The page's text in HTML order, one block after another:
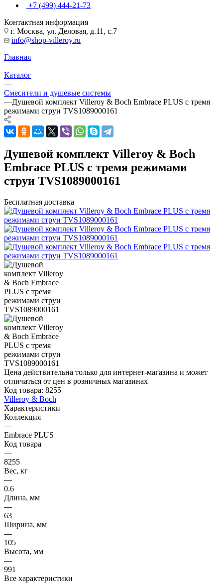
+7 (499) 444-21-73
Контактная информация
г. Москва, ул. Деловая, д.11, с.7
info@shop-villeroy.ru
Главная
—
Каталог
—
Смесители и душевые системы
—Душевой комплект Villeroy & Boch Embrace PLUS с тремя
режимами струи TVS1089000161
Душевой комплект Villeroy & Boch
Embrace PLUS с тремя режимами
струи TVS1089000161
Бесплатная доставка
Цена действительна только для интернет-магазина и может
отличаться от цен в розничных магазинах
Код товара: 8255
Villeroy & Boch
Характеристики
Коллекция
—
Embrace PLUS
Код товара
—
8255
Вес, кг
—
0.6
Длина, мм
—
63
Ширина, мм
—
105
Высота, мм
—
991
Все характеристики